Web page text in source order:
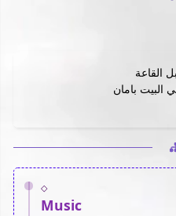
القاعة
البيت بامان
◇
Music